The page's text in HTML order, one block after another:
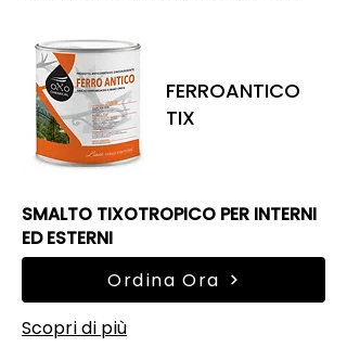
FERROANTICO
TIX
SMALTO TIXOTROPICO PER INTERNI
ED ESTERNI
Ordina Ora
Scopri di più